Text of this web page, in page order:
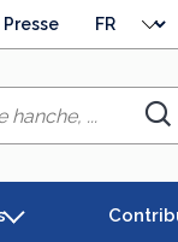
Presse
langue